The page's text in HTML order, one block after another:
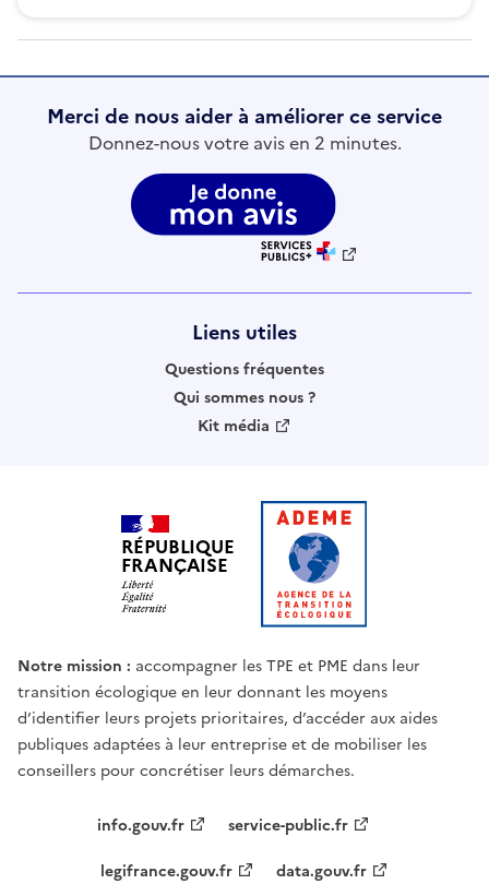
Merci de nous aider à améliorer ce service
Donnez-nous votre avis en 2 minutes.
Liens utiles
Questions fréquentes
Qui sommes nous ?
Kit média
RÉPUBLIQUE
FRANÇAISE
Notre mission : accompagner les TPE et PME dans leur
transition écologique en leur donnant les moyens
d’identifier leurs projets prioritaires, d’accéder aux aides
publiques adaptées à leur entreprise et de mobiliser les
conseillers pour concrétiser leurs démarches.
info.gouv.fr
service-public.fr
legifrance.gouv.fr
data.gouv.fr